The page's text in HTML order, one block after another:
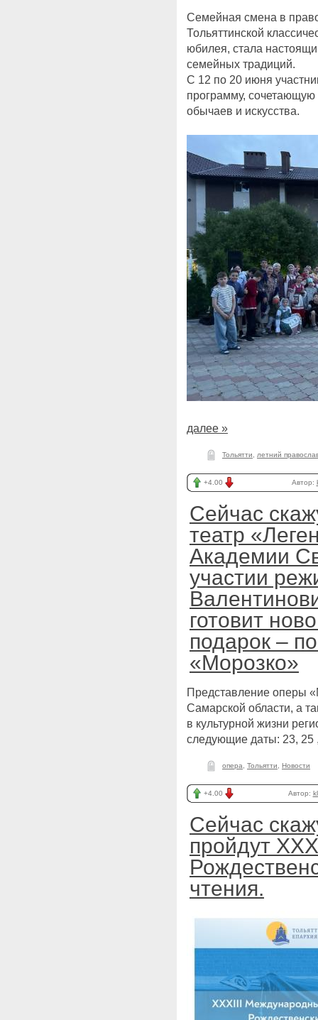
Семейная смена в
Тольяттинской
юбилея, стала
семейных традиций.
С 12 по 20 июня
программу,
обычаев и искусства.
далее »
Тольятти летний
+4.00 Автор:
Сейчас
театр
Академии
участии
готовит
подарок –
«Морозко»
Представление оперы
Самарской области, а
в культурной жизни
следующие даты: 23, 25
опера Тольятти Новости
+4.00 Автор:
Сейчас
пройдут
чтения.